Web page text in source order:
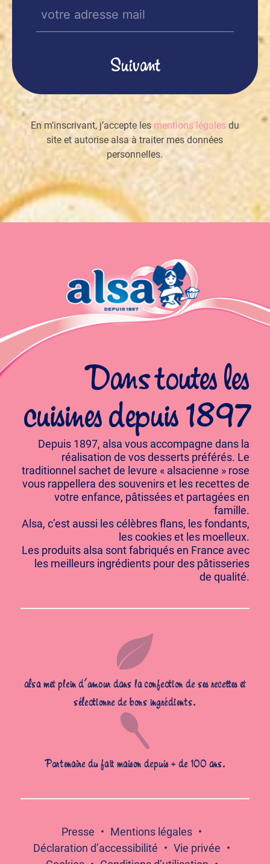
E-
mail
En m’inscrivant, j’accepte les mentions légalesdu
site et autorise alsa à traiter mes données
personnelles.
alsa met plein d’amour dans la confection de ses recettes et
sélectionne de bons ingrédients.
Partenaire du fait maison depuis + de 100 ans.
Dans toutes les
cuisines depuis 1897
Depuis 1897, alsa vous accompagne dans la
réalisation de vos desserts préférés. Le
traditionnel sachet de levure « alsacienne » rose
vous rappellera des souvenirs et les recettes de
votre enfance, pâtissées et partagées en
famille.
Alsa, c’est aussi les célèbres flans, les fondants,
les cookies et les moelleux.
Les produits alsa sont fabriqués en France avec
les meilleurs ingrédients pour des pâtisseries
de qualité.
Presse
Mentions légales
Déclaration d’accessibilité
Vie privée